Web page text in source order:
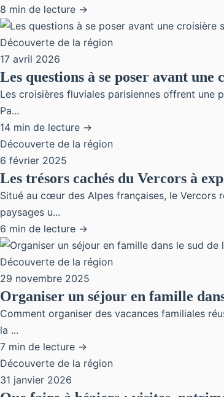
8 min de lecture →
Découverte de la région
17 avril 2026
Les questions à se poser avant une
Les croisières fluviales parisiennes offrent une
Pa...
14 min de lecture →
Découverte de la région
6 février 2025
Les trésors cachés du Vercors à
Situé au cœur des Alpes françaises, le Vercors
paysages u...
6 min de lecture →
Découverte de la région
29 novembre 2025
Organiser un séjour en famille
Comment organiser des vacances familiales
la ...
7 min de lecture →
Découverte de la région
31 janvier 2026